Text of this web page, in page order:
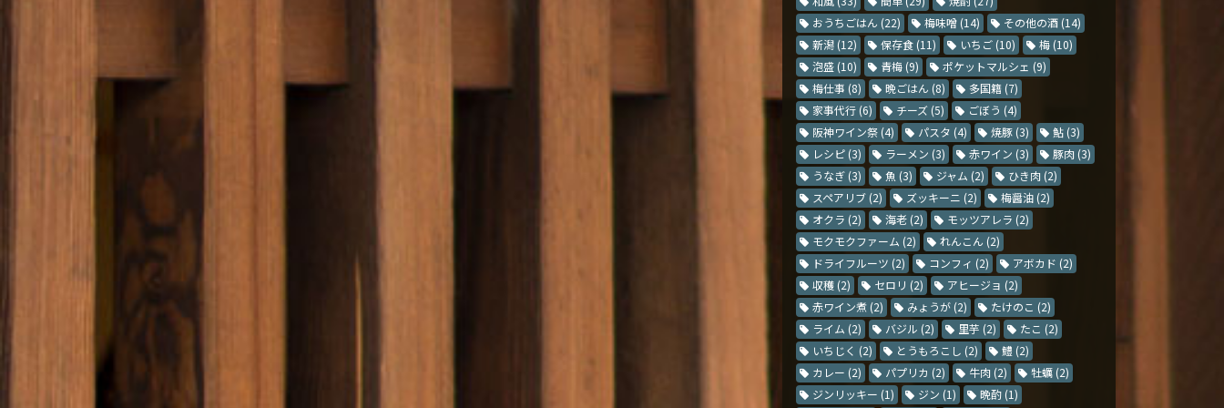
おうちごはん (22) 梅味噌 (14) その他の酒 (14)
新潟 (12) 保存食 (11) いちご (10) 梅 (10)
泡盛 (10) 青梅 (9) ポケットマルシェ (9)
梅仕事 (8) 晩ごはん (8) 多国籍 (7)
家事代行 (6) チーズ (5) ごぼう (4)
阪神ワイン祭 (4) パスタ (4) 焼豚 (3) 鮎 (3)
レシピ (3) ラーメン (3) 赤ワイン (3) 豚肉 (3)
うなぎ (3) 魚 (3) ジャム (2) ひき肉 (2)
スペアリブ (2) ズッキーニ (2) 梅醤油 (2)
オクラ (2) 海老 (2) モッツアレラ (2)
モクモクファーム (2) れんこん (2)
ドライフルーツ (2) コンフィ (2) アボカド (2)
収穫 (2) セロリ (2) アヒージョ (2)
赤ワイン煮 (2) みょうが (2) たけのこ (2)
ライム (2) バジル (2) 里芋 (2) たこ (2)
いちじく (2) とうもろこし (2) 鱧 (2)
カレー (2) パプリカ (2) 牛肉 (2) 牡蠣 (2)
ジンリッキー (1) ジン (1) 晩酌 (1)